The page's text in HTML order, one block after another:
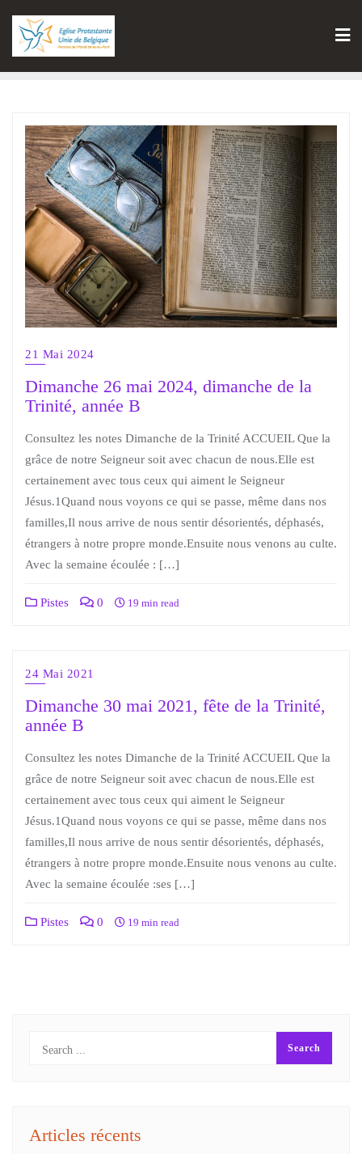
21 Mai 2024
Dimanche 26 mai 2024, dimanche de la
Trinité, année B
Consultez les notes Dimanche de la Trinité ACCUEIL Que la
grâce de notre Seigneur soit avec chacun de nous.Elle est
certainement avec tous ceux qui aiment le Seigneur
Jésus.1Quand nous voyons ce qui se passe, même dans nos
familles,Il nous arrive de nous sentir désorientés, déphasés,
étrangers à notre propre monde.Ensuite nous venons au culte.
Avec la semaine écoulée : […]
Pistes 0 19 min read
24 Mai 2021
Dimanche 30 mai 2021, fête de la Trinité,
année B
Consultez les notes Dimanche de la Trinité ACCUEIL Que la
grâce de notre Seigneur soit avec chacun de nous.Elle est
certainement avec tous ceux qui aiment le Seigneur
Jésus.1Quand nous voyons ce qui se passe, même dans nos
familles,Il nous arrive de nous sentir désorientés, déphasés,
étrangers à notre propre monde.Ensuite nous venons au culte.
Avec la semaine écoulée :ses […]
Pistes 0 19 min read
Articles récents